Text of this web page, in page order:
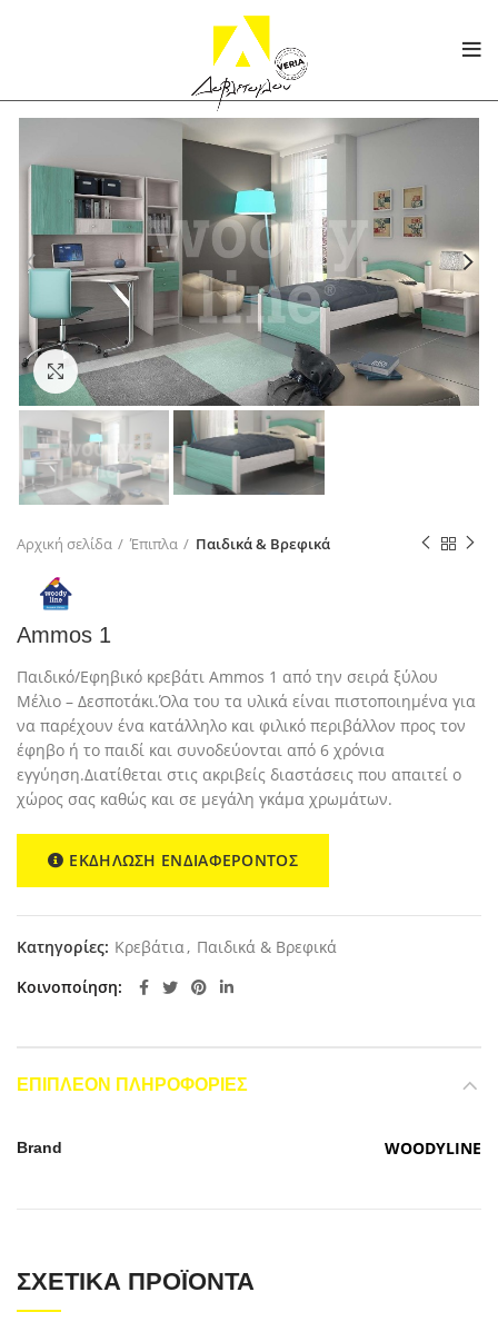
Click to enlarge
Αρχική σελίδα Έπιπλα Παιδικά & Βρεφικά
Ammos 1
Παιδικό/Εφηβικό κρεβάτι Ammos 1 από την σειρά ξύλου
Μέλιο – Δεσποτάκι.Όλα του τα υλικά είναι πιστοποιημένα για
να παρέχουν ένα κατάλληλο και φιλικό περιβάλλον προς τον
έφηβο ή το παιδί και συνοδεύονται από 6 χρόνια
εγγύηση.Διατίθεται στις ακριβείς διαστάσεις που απαιτεί ο
χώρος σας καθώς και σε μεγάλη γκάμα χρωμάτων.
ΕΚΔΗΛΩΣΗ ΕΝΔΙΑΦΕΡΟΝΤΟΣ
Κατηγορίες: Κρεβάτια, Παιδικά & Βρεφικά
Κοινοποίηση
ΕΠΙΠΛΈΟΝ ΠΛΗΡΟΦΟΡΊΕΣ
Brand WOODYLINE
ΣΧΕΤΙΚΆ ΠΡΟΪΌΝΤΑ